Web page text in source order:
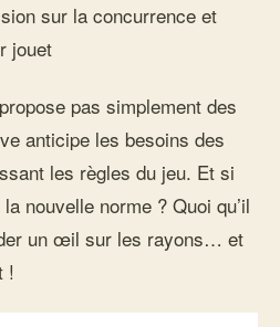
sur la concurrence et
jouet
pas simplement des
anticipe les besoins des
les règles du jeu. Et si
nouvelle norme ? Quoi qu’il
un œil sur les rayons… et
!